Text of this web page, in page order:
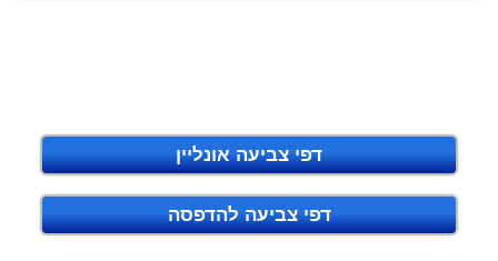
דפי צביעה אונליין
דפי צביעה להדפסה